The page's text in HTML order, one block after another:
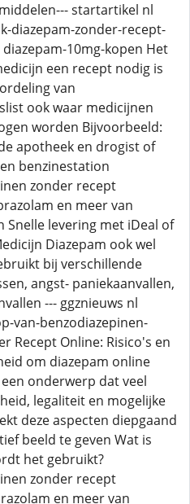
startartikel nl
diazepam-zonder-recept-
10mg-kopen Het
een recept nodig is
van
ook waar medicijnen
worden Bijvoorbeeld:
apotheek en drogist of
benzinestation
zonder recept
en meer van
levering met iDeal of
Diazepam ook wel
bij verschillende
angst- paniekaanvallen,
--- ggznieuws nl
van-benzodiazepinen-
Recept Online: Risico's en
om diazepam online
onderwerp dat veel
legaliteit en mogelijke
deze aspecten diepgaand
beeld te geven Wat is
het gebruikt?
zonder recept
en meer van